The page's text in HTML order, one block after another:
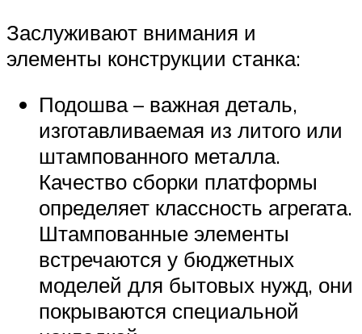
Заслуживают внимания и
элементы конструкции станка:
Подошва – важная деталь,
изготавливаемая из литого или
штампованного металла.
Качество сборки платформы
определяет классность агрегата.
Штампованные элементы
встречаются у бюджетных
моделей для бытовых нужд, они
покрываются специальной